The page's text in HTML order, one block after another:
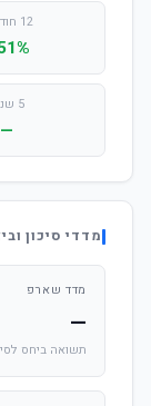
12 חודשים
5 שנים
—
מדדי סיכון
מדד שארפ
—
תשואה ביחס